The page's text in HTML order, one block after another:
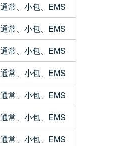
通常、小包、EMS
通常、小包、EMS
通常、小包、EMS
通常、小包、EMS
通常、小包、EMS
通常、小包、EMS
通常、小包、EMS